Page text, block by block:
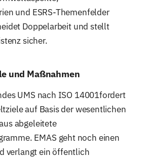
und ESRS-Themenfelder
Doppelarbeit und stellt
sicher.
und Maßnahmen
UMS nach ISO 14001fordert
auf Basis der wesentlichen
abgeleitete
EMAS geht noch einen
verlangt ein öffentlich